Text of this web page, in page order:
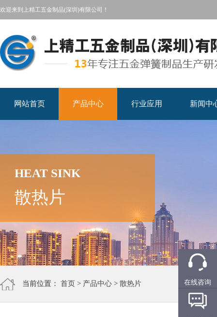
欢迎来到上精工五金制品(深圳)有限公司！
网站首页 产品中心 行业应用 新闻中
HEAT SINK
散热片
当前位置： 首页 > 产品中心 > 散热片 在线咨询